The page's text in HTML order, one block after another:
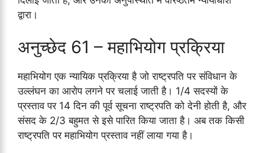
द्वारा।
अनुच्छेद 61 – महाभियोग प्रक्रिया
महाभियोग एक न्यायिक प्रक्रिया है जो राष्ट्रपति पर संविधान के
उल्लंघन का आरोप लगने पर चलाई जाती है। 1/4 सदस्यों के
प्रस्ताव पर 14 दिन की पूर्व सूचना राष्ट्रपति को देनी होती है, और
संसद के 2/3 बहुमत से इसे पारित किया जाता है। अब तक किसी
राष्ट्रपति पर महाभियोग प्रस्ताव नहीं लाया गया है।